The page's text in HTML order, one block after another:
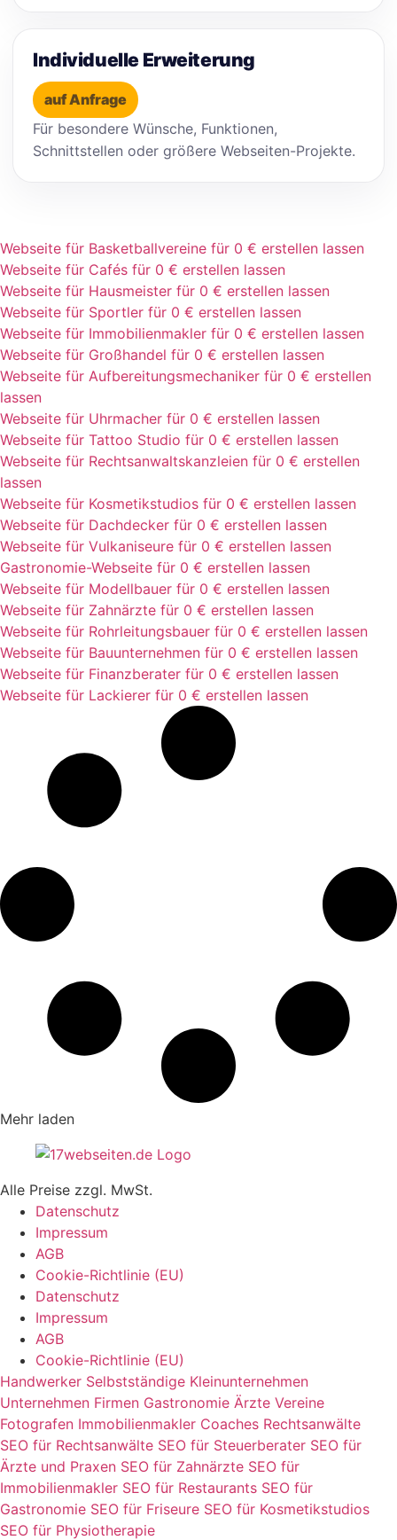
Individuelle Erweiterung
auf Anfrage
Für besondere Wünsche, Funktionen,
Schnittstellen oder größere Webseiten-Projekte.
Webseite für Basketballvereine für 0 € erstellen lassen
Webseite für Cafés für 0 € erstellen lassen
Webseite für Hausmeister für 0 € erstellen lassen
Webseite für Sportler für 0 € erstellen lassen
Webseite für Immobilienmakler für 0 € erstellen lassen
Webseite für Großhandel für 0 € erstellen lassen
Webseite für Aufbereitungsmechaniker für 0 € erstellen
lassen
Webseite für Uhrmacher für 0 € erstellen lassen
Webseite für Tattoo Studio für 0 € erstellen lassen
Webseite für Rechtsanwaltskanzleien für 0 € erstellen
lassen
Webseite für Kosmetikstudios für 0 € erstellen lassen
Webseite für Dachdecker für 0 € erstellen lassen
Webseite für Vulkaniseure für 0 € erstellen lassen
Gastronomie-Webseite für 0 € erstellen lassen
Webseite für Modellbauer für 0 € erstellen lassen
Webseite für Zahnärzte für 0 € erstellen lassen
Webseite für Rohrleitungsbauer für 0 € erstellen lassen
Webseite für Bauunternehmen für 0 € erstellen lassen
Webseite für Finanzberater für 0 € erstellen lassen
Webseite für Lackierer für 0 € erstellen lassen
Mehr laden
Alle Preise zzgl. MwSt.
Datenschutz
Impressum
AGB
Cookie-Richtlinie (EU)
Datenschutz
Impressum
AGB
Cookie-Richtlinie (EU)
Handwerker Selbstständige Kleinunternehmen
Unternehmen Firmen Gastronomie Ärzte Vereine
Fotografen Immobilienmakler Coaches Rechtsanwälte
SEO für Rechtsanwälte SEO für Steuerberater SEO für
Ärzte und Praxen SEO für Zahnärzte SEO für
Immobilienmakler SEO für Restaurants SEO für
Gastronomie SEO für Friseure SEO für Kosmetikstudios
SEO für Physiotherapie